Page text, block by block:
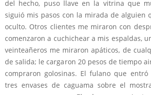
del hecho, puso llave en la vitrina que
siguió mis pasos con la mirada de alguien
oculto. Otros clientes me miraron con
comenzaron a cuchichear a mis espaldas,
veinteañeros me miraron apáticos, de
de salida; le cargaron 20 pesos de tiempo
compraron golosinas. El fulano que
tres envases de caguama sobre el